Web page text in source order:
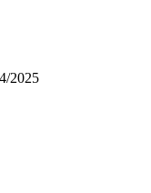
2025